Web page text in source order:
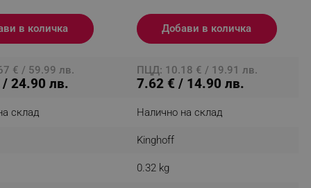
в количка Добави в количка
€ / 59.99 лв.
24.90 лв.
ПЦД: 10.18 € / 19.91 лв.
7.62 € / 14.90 лв.
склад Налично на склад
Kinghoff
0.32 kg
visitor sessions
is asked for web push
is a test user and can
disabled tracking,